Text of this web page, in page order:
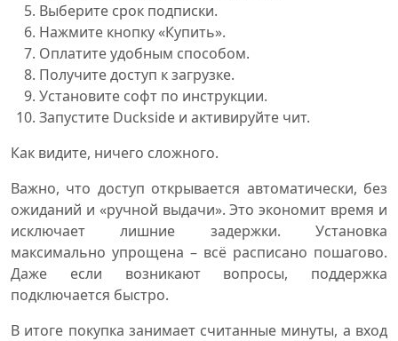
Выберите срок подписки.
Нажмите кнопку «Купить».
Оплатите удобным способом.
Получите доступ к загрузке.
Установите софт по инструкции.
Запустите Duckside и активируйте чит.
Как видите, ничего сложного.
Важно, что доступ открывается автоматически, без
ожиданий и «ручной выдачи». Это экономит время и
исключает лишние задержки. Установка
максимально упрощена – всё расписано пошагово.
Даже если возникают вопросы, поддержка
подключается быстро.
В итоге покупка занимает считанные минуты, а вход